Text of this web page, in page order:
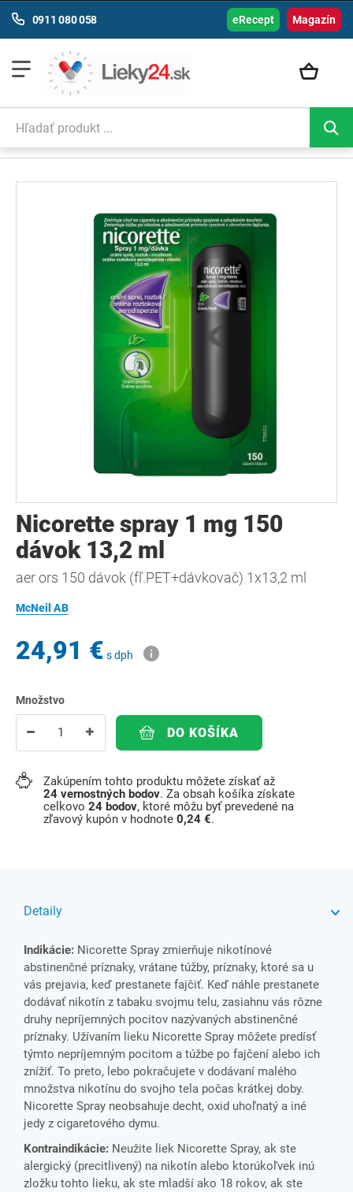
Magazín
0911 080 058 eRecept
Nicorette spray 1 mg 150
dávok 13,2 ml
aer ors 150 dávok (fľ.PET+dávkovač) 1x13,2 ml
McNeil AB
24,91 € s dph
Množstvo
DO KOŠÍKA
Zakúpením tohto produktu môžete získať až
24 vernostných bodov. Za obsah košíka získate
celkovo 24 bodov, ktoré môžu byť prevedené na
zľavový kupón v hodnote 0,24 €.
Detaily
Indikácie: Nicorette Spray zmierňuje nikotínové
abstinenčné príznaky, vrátane túžby, príznaky, ktoré sa u
vás prejavia, keď prestanete fajčiť. Keď náhle prestanete
dodávať nikotín z tabaku svojmu telu, zasiahnu vás rôzne
druhy nepríjemných pocitov nazývaných abstinenčné
príznaky. Užívaním lieku Nicorette Spray môžete predísť
týmto nepríjemným pocitom a túžbe po fajčení alebo ich
znížiť. To preto, lebo pokračujete v dodávaní malého
množstva nikotínu do svojho tela počas krátkej doby.
Nicorette Spray neobsahuje decht, oxid uhoľnatý a iné
jedy z cigaretového dymu.
Kontraindikácie: Neužite liek Nicorette Spray, ak ste
alergický (precitlivený) na nikotín alebo ktorúkoľvek inú
zložku tohto lieku, ak ste mladší ako 18 rokov, ak ste